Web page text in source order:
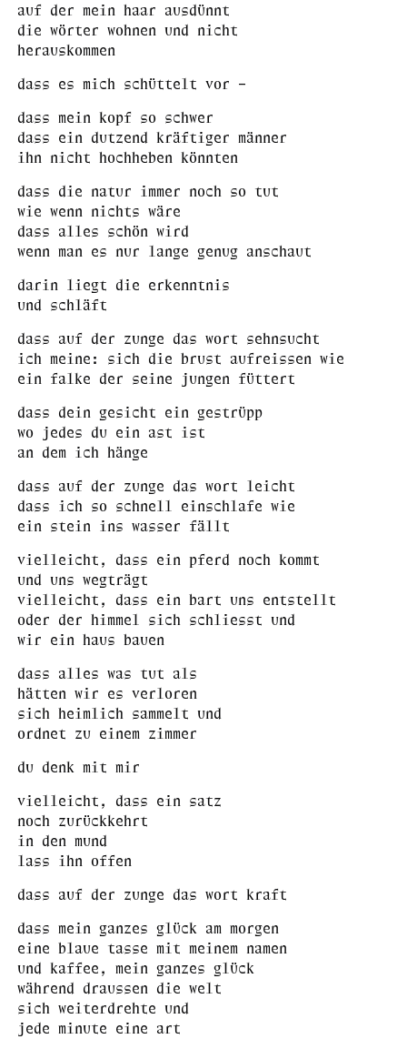
auf der mein haar ausdünnt
die wörter wohnen und nicht
herauskommen
dass es mich schüttelt vor –
dass mein kopf so schwer
dass ein dutzend kräftiger männer
ihn nicht hochheben könnten
dass die natur immer noch so tut
wie wenn nichts wäre
dass alles schön wird
wenn man es nur lange genug anschaut
darin liegt die erkenntnis
und schläft
dass auf der zunge das wort sehnsucht
ich meine: sich die brust aufreissen wie
ein falke der seine jungen füttert
dass dein gesicht ein gestrüpp
wo jedes du ein ast ist
an dem ich hänge
dass auf der zunge das wort leicht
dass ich so schnell einschlafe wie
ein stein ins wasser fällt
vielleicht, dass ein pferd noch kommt
und uns wegträgt
vielleicht, dass ein bart uns entstellt
oder der himmel sich schliesst und
wir ein haus bauen
dass alles was tut als
hätten wir es verloren
sich heimlich sammelt und
ordnet zu einem zimmer
du denk mit mir
vielleicht, dass ein satz
noch zurückkehrt
in den mund
lass ihn offen
dass auf der zunge das wort kraft
dass mein ganzes glück am morgen
eine blaue tasse mit meinem namen
und kaffee, mein ganzes glück
während draussen die welt
sich weiterdrehte und
jede minute eine art